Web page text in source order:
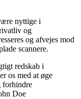
nyttige i
og
og afvejes mod
scannere.
redskab i
os med at øge
forhindre
Doe